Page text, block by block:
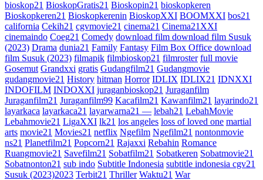
bioskop21 BioskopGratis21 Bioskopin21 bioskopkeren
Bioskopkeren21 Bioskopkerenin BioskopXXI BOOMXXI bos21
california Cekih21 cgvmovie21 cinema21 Cinema21XXI
cinemaindo Coeg21 Comedy download film download film Susuk
(2023) Drama dunia21 Family Fantasy Film Box Office download
film Susuk (2023) filmapik filmbioskop21 filmroster full movie
Gosemut Grandxxi gratis Gudangfilm21 Gudangmovie
gudangmovie21 History hitman Horror IDLIX IDLIX21 IDNXXI
INDOFILM INDOXXI juraganbioskop21 Juraganfilm
Juraganfilm21 Juraganfilm99 Kacafilm21 Kawanfilm21 layarindo21
layarkaca layarkaca21 layarwarna21 — lebah21 LebahMovie
Lebahmovie21 LigaXXI lk21 los angeles loss of loved one martial
arts movie21 Movies21 netflix Ngefilm Ngefilm21 nontonmovie
ns21 Planetfilm21 Popcorn21 Rajaxxi Rebahin Romance
Ruangmovie21 Savefilm21 Sobatfilm21 Sobatkeren Sobatmovie21
Sobatnonton21 sub indo Subtitle Indonesia subtitle indonesia cgv21
Susuk (2023)2023 Terbit21 Thriller Waktu21 War